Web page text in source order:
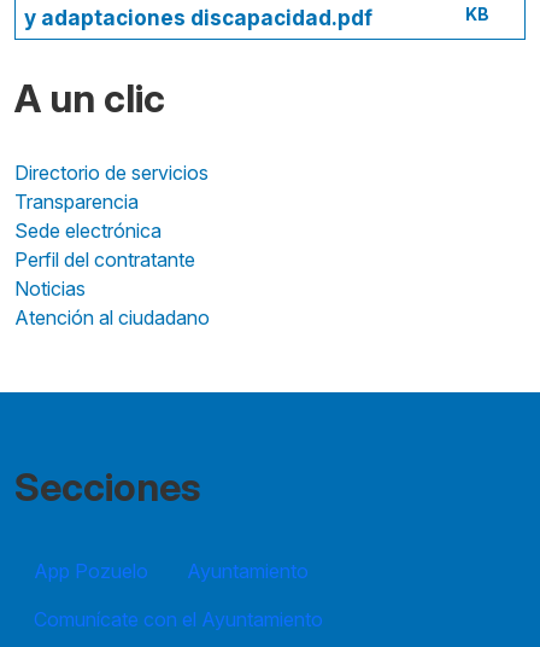
y adaptaciones discapacidad.pdf
KB
A un clic
Directorio de servicios
Transparencia
Sede electrónica
Perfil del contratante
Noticias
Atención al ciudadano
Secciones
App Pozuelo
Ayuntamiento
Comunícate con el Ayuntamiento